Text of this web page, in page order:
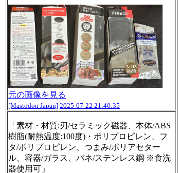
元の画像を見る
[Mastodon Japan] 2025-07-22 21:40:35
「素材・材質:刃/セラミック磁器、本体/ABS
樹脂(耐熱温度:100度)・ポリプロピレン、フ
タ/ポリプロピレン、つまみ/ポリアセター
ル、容器/ガラス、バネ/ステンレス鋼 ※食洗
器使用可」